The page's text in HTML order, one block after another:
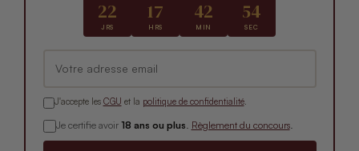
22
JRS
17
HRS
42
MIN
53
SEC
J'accepte les CGU et la politique de confidentialité.
Je certifie avoir 18 ans ou plus Règlement du concours.